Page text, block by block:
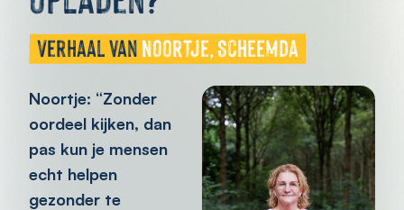
Verhaal van Noortje, Scheemda
Noortje: “Zonder
oordeel kijken, dan
pas kun je mensen
echt helpen
gezonder te